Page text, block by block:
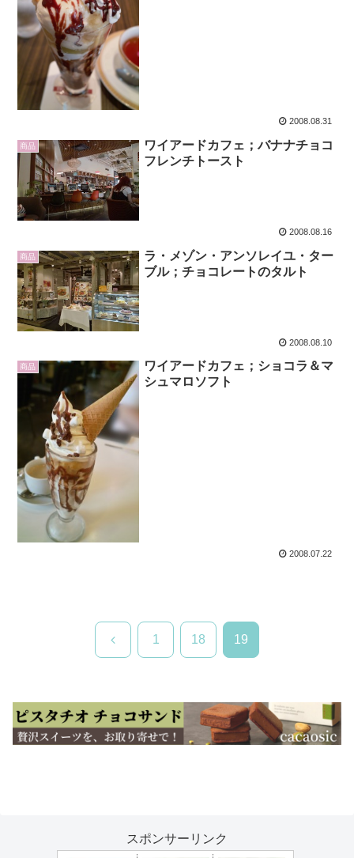
2008.08.31
商品
ワイアードカフェ；バナナチョコ
フレンチトースト
2008.08.16
商品
ラ・メゾン・アンソレイユ・ター
ブル；チョコレートのタルト
2008.08.10
商品
ワイアードカフェ；ショコラ＆マ
シュマロソフト
2008.07.22
前 1 18 19
スポンサーリンク